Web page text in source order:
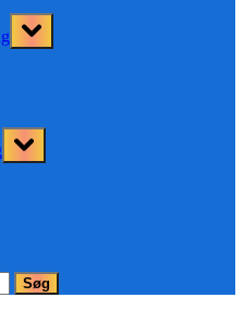
Toggle
sub-
Toggle
sub-